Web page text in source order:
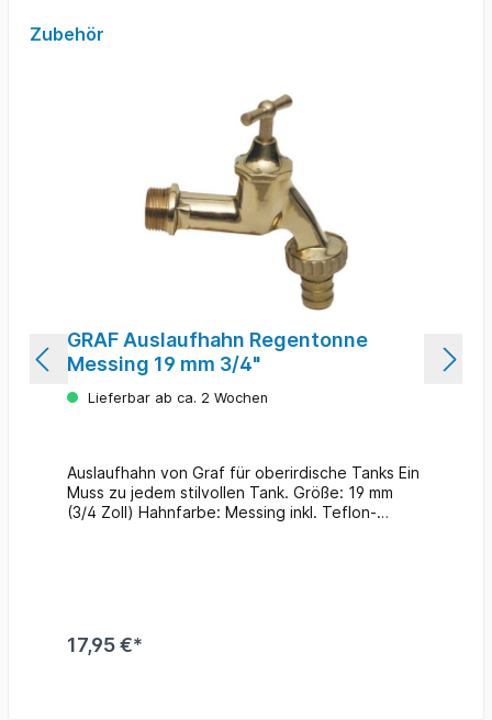
Zubehör
GRAF Auslaufhahn Regentonne
Messing 19 mm 3/4"
Lieferbar ab ca. 2 Wochen
Auslaufhahn von Graf für oberirdische Tanks Ein
Muss zu jedem stilvollen Tank. Größe: 19 mm
(3/4 Zoll) Hahnfarbe: Messing inkl. Teflon-
Amphore Antik Wand-Amphore Sunda Wand-
17,95 €*